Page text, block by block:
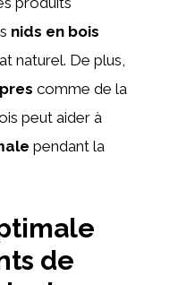
nids en bois
naturel. De plus,
comme de la
peut aider à
pendant la
de